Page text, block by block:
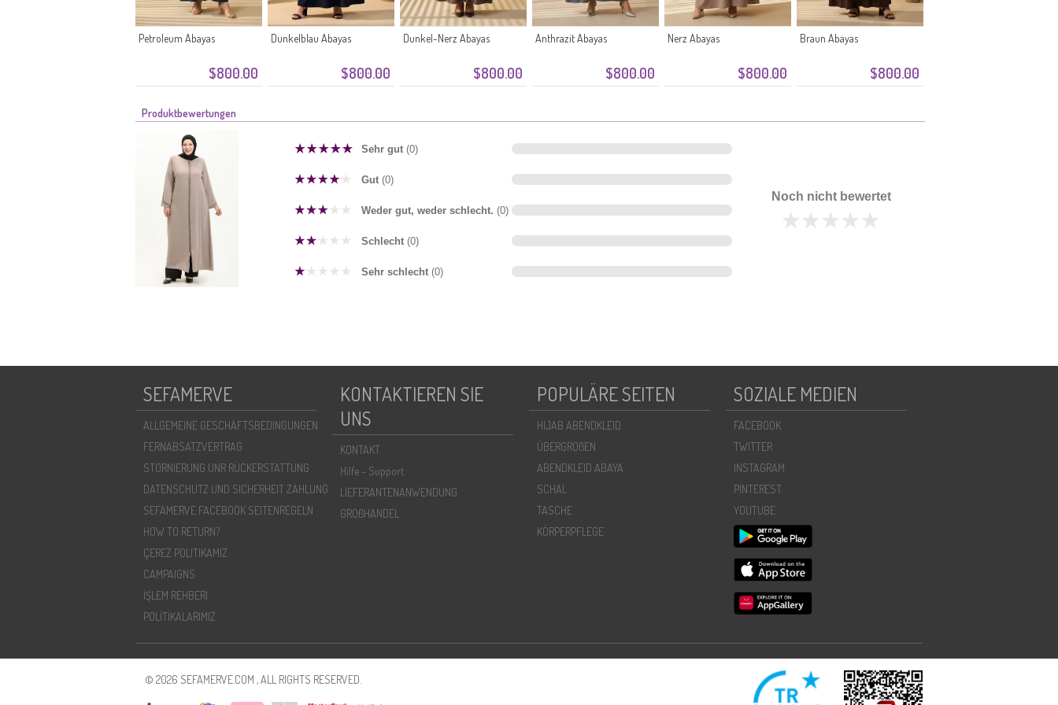
$800.00
Petroleum Abayas
$800.00
Dunkelblau Abayas
$800.00
Dunkel-Nerz Abayas
$800.00
Anthrazit Abayas
$800.00
Nerz Abayas
$800.00
Braun Abayas
Produktbewertungen
Sehr gut (0)
Gut (0)
Weder gut, weder schlecht. (0)
Schlecht (0)
Sehr schlecht (0)
Noch nicht bewertet
SEFAMERVE
ALLGEMEINE GESCHÄFTSBEDINGUNGEN
FERNABSATZVERTRAG
STORNIERUNG UNR RÜCKERSTATTUNG
DATENSCHUTZ UND SICHERHEIT ZAHLUNG
SEFAMERVE FACEBOOK SEITENREGELN
HOW TO RETURN?
ÇEREZ POLITIKAMIZ
CAMPAIGNS
İŞLEM REHBERI
POLİTİKALARIMIZ
KONTAKTIEREN SIE
UNS
KONTAKT
Hilfe - Support
LIEFERANTENANWENDUNG
GROßHANDEL
POPULÄRE SEITEN
HIJAB ABENDKLEID
ÜBERGROßEN
ABENDKLEID ABAYA
SCHAL
TASCHE
KÖRPERPFLEGE
SOZIALE MEDIEN
FACEBOOK
TWITTER
INSTAGRAM
PINTEREST
YOUTUBE
© 2026 SEFAMERVE.COM , ALL RIGHTS RESERVED.